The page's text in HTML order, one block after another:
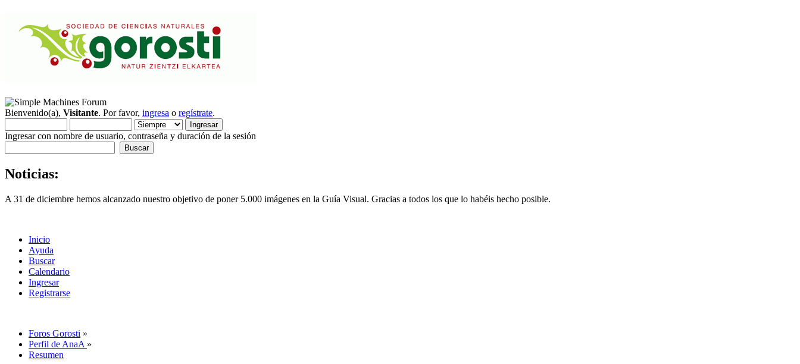
Bienvenido(a), Visitante. Por favor, ingresa o regístrate.
Ingresar con nombre de usuario, contraseña y duración de la sesión
Noticias:
A 31 de diciembre hemos alcanzado nuestro objetivo de poner 5.000 imágenes en la Guía Visual. Gracias a todos los que lo habéis hecho posible.
Inicio
Ayuda
Buscar
Calendario
Ingresar
Registrarse
Foros Gorosti »
Perfil de AnaA »
Resumen